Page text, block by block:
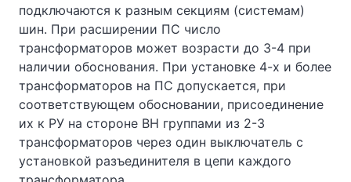
подключаются к разным секциям (системам)
шин. При расширении ПС число
трансформаторов может возрасти до 3-4 при
наличии обоснования. При установке 4-х и более
трансформаторов на ПС допускается, при
соответствующем обосновании, присоединение
их к РУ на стороне ВН группами из 2-3
трансформаторов через один выключатель с
установкой разъединителя в цепи каждого